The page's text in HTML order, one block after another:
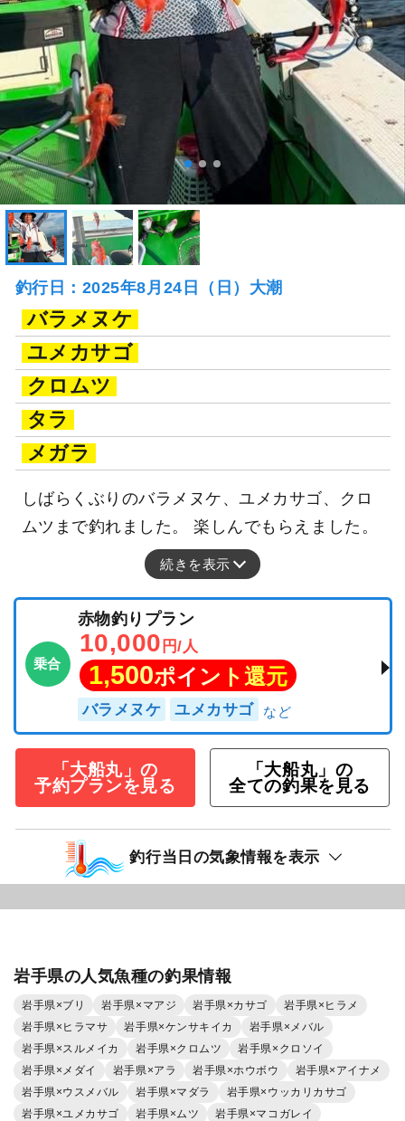
釣行日：2025年8月24日（日）大潮
バラメヌケ
ユメカサゴ
クロムツ
タラ
メガラ
しばらくぶりのバラメヌケ、ユメカサゴ、クロ
ムツまで釣れました。 楽しんでもらえました。
続きを表示
乗合
赤物釣りプラン
10,000 円/人
1,500ポイント還元
バラメヌケ ユメカサゴ
「大船丸」の
予約プランを見る
「大船丸」の
全ての釣果を見る
釣行当日の気象情報を表示
岩手県の人気魚種の釣果情報
岩手県×ブリ 岩手県×マアジ 岩手県×カサゴ
岩手県×ヒラメ
岩手県×ヒラマサ
岩手県×ケンサキイカ
岩手県×メバル
岩手県×スルメイカ
岩手県×クロムツ
岩手県×クロソイ
岩手県×メダイ
岩手県×アラ 岩手県×ホウボウ
岩手県×アイナメ
岩手県×ウスメバル
岩手県×マダラ
岩手県×ウッカリカサゴ
岩手県×ユメカサゴ
岩手県×ムツ
岩手県×マコガレイ